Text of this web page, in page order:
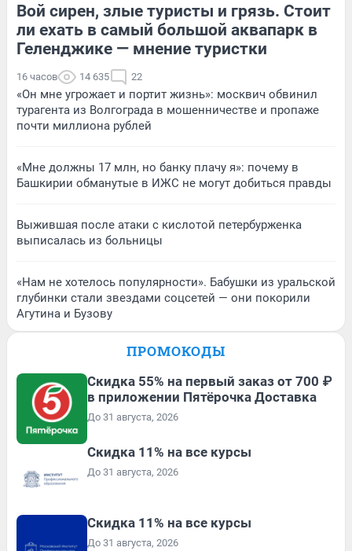
Вой сирен, злые туристы и грязь. Стоит
ли ехать в самый большой аквапарк в
Геленджике — мнение туристки
16 часов 14 635 22
«Он мне угрожает и портит жизнь»: москвич обвинил
турагента из Волгограда в мошенничестве и пропаже
почти миллиона рублей
«Мне должны 17 млн, но банку плачу я»: почему в
Башкирии обманутые в ИЖС не могут добиться правды
Выжившая после атаки с кислотой петербурженка
выписалась из больницы
«Нам не хотелось популярности». Бабушки из уральской
глубинки стали звездами соцсетей — они покорили
Агутина и Бузову
ПРОМОКОДЫ
Скидка 55% на первый заказ от 700 ₽
в приложении Пятёрочка Доставка
До 31 августа, 2026
Скидка 11% на все курсы
До 31 августа, 2026
Скидка 11% на все курсы
До 31 августа, 2026